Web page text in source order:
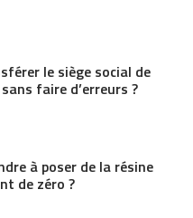
le siège social de
faire d’erreurs ?
à poser de la résine
de zéro ?